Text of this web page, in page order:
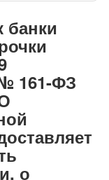
банки
161-ФЗ
о